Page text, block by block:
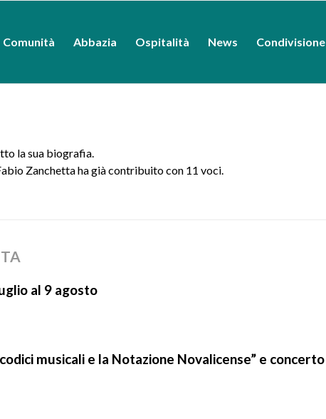
Comunità Abbazia Ospitalità News Condivisione
la sua biografia.
Zanchettaha già contribuito con 11 voci.
al 9 agosto
musicali e la Notazione Novalicense” e concerto